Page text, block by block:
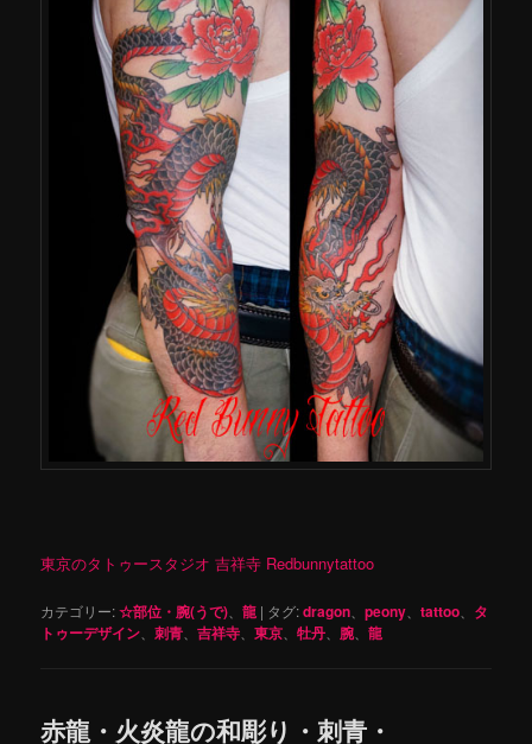
東京のタトゥースタジオ 吉祥寺 Redbunnytattoo
カテゴリー:☆部位・腕(うで) 、龍 | タグ:dragon 、peony 、tattoo
タ
トゥーデザイン 、刺青 、吉祥寺 、東京 、牡丹 腕 、龍
赤龍・火炎龍の和彫り・刺青・